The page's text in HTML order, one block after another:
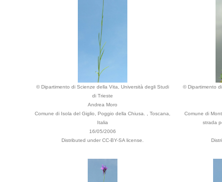
© Dipartimento di Scienze della Vita, Università degli Studi
di Trieste
Andrea Moro
Comune di Isola del Giglio, Poggio della Chiusa. , Toscana,
Italia
16/05/2006
Distributed under CC-BY-SA license.
© Dipartimento
Comune di
strada